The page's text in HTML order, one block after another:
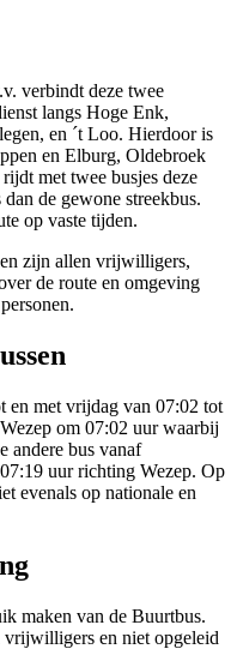
verbindt deze twee
langs Hoge Enk,
en ´t Loo. Hierdoor is
en Elburg, Oldebroek
met twee busjes deze
de gewone streekbus.
op vaste tijden.
zijn allen vrijwilligers,
de route en omgeving
en met vrijdag van 07:02 tot
om 07:02 uur waarbij
andere bus vanaf
uur richting Wezep. Op
evenals op nationale en
maken van de Buurtbus.
vrijwilligers en niet opgeleid